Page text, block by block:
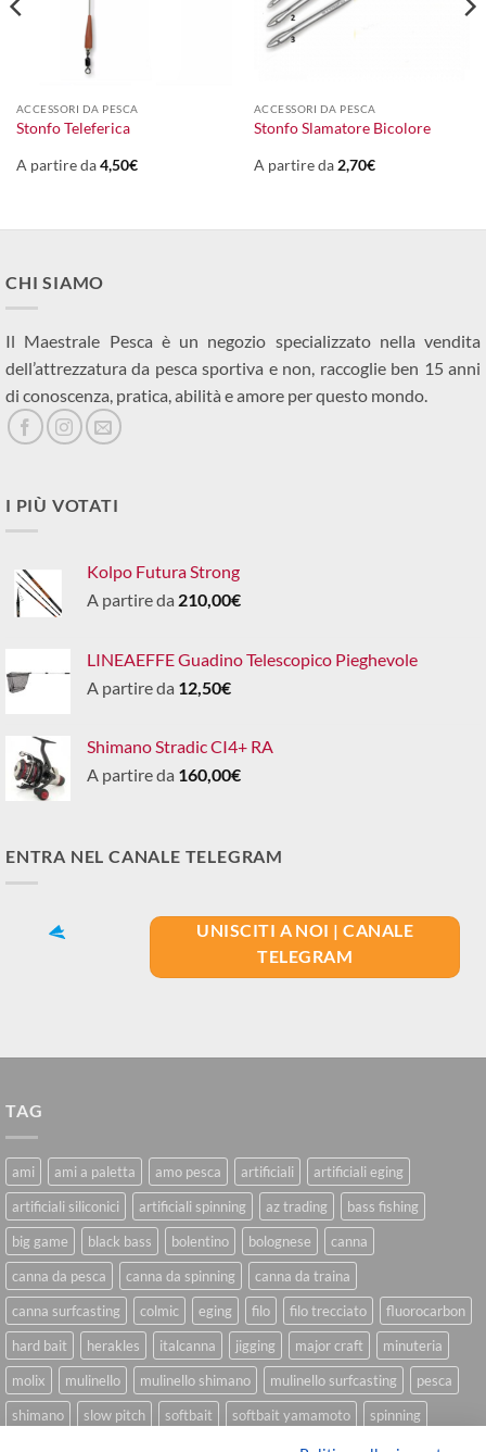
ACCESSORI DA PESCA
Stonfo Teleferica
A partire da4,50€
ACCESSORI DA PESCA
Stonfo Slamatore Bicolore
A partire da2,70€
CHI SIAMO
Il Maestrale Pesca è un negozio specializzato nella vendita
dell’attrezzatura da pesca sportiva e non, raccoglie ben 15 anni
di conoscenza, pratica, abilità e amore per questo mondo.
I PIÙ VOTATI
Kolpo Futura Strong
A partire da 210,00€
LINEAEFFE Guadino Telescopico Pieghevole
A partire da 12,50€
Shimano Stradic CI4+ RA
A partire da 160,00€
ENTRA NEL CANALE TELEGRAM
UNISCITI A NOI | CANALE
TELEGRAM
TAG
ami ami a paletta amo pesca artificiali
artificiali eging
artificiali siliconici
artificiali spinning az trading
bass fishing
big game
black bass bolentino bolognese
canna
canna da pesca
canna da spinning
canna da traina
canna surfcasting
colmic eging filo filo trecciato
fluorocarbon
hard bait
herakles italcanna jigging major craft
minuteria
molix
mulinello mulinello shimano mulinello surfcasting
pesca
shimano
slow pitch softbait softbait yamamoto
spinning